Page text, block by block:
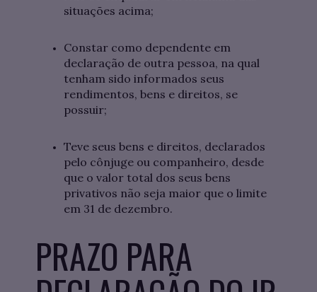
situações acima;
Constar como dependente em
declaração de outra pessoa, na qual
tenham sido informados seus
rendimentos, bens e direitos, se
possuir;
Teve seus bens e direitos, declarados
pelo cônjuge ou companheiro, desde
que o valor total dos seus bens
privativos não seja maior que o limite
em 31 de dezembro.
PRAZO PARA